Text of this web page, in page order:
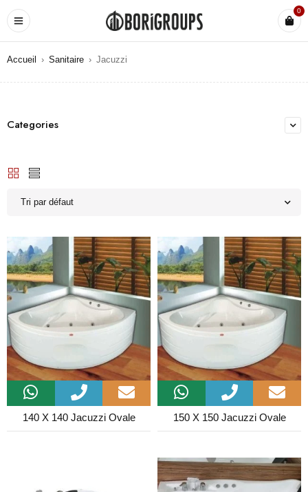
0
Accueil › Sanitaire › Jacuzzi
Categories
Tri par défaut
140 X 140 Jacuzzi Ovale 150 X 150 Jacuzzi Ovale